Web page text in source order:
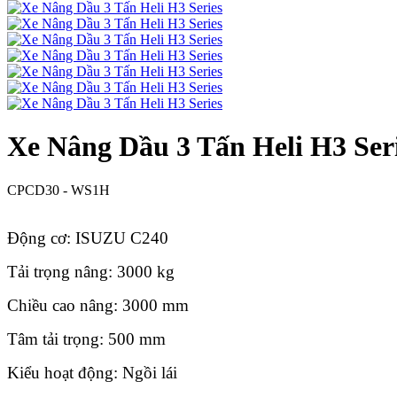
Xe Nâng Dầu 3 Tấn Heli H3
CPCD30 - WS1H
Động cơ: ISUZU C240
Tải trọng nâng: 3000 kg
Chiều cao nâng: 3000 mm
Tâm tải trọng: 500 mm
Kiểu hoạt động: Ngồi lái